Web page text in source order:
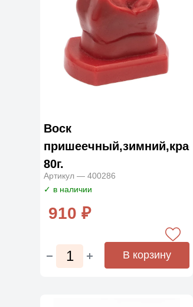
Воск
80г.
Артикул — 400286
✓ в наличии
910 ₽
В корзину